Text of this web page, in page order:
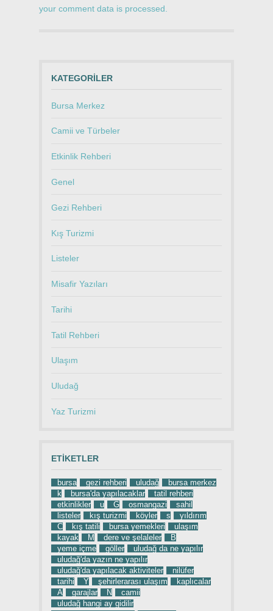
your comment data is processed.
KATEGORILER
Bursa Merkez
Camii ve Türbeler
Etkinlik Rehberi
Genel
Gezi Rehberi
Kış Turizmi
Listeler
Misafir Yazıları
Tarihi
Tatil Rehberi
Ulaşım
Uludağ
Yaz Turizmi
ETIKETLER
bursa gezi rehberi uludağ
bursa merkez
k
bursa'da yapılacaklar
tatil rehberi
etkinlikler
u G osmangazi
sahil
listeler
kış turizmi köyler s
yıldırım
C
kış tatili bursa yemekleri
ulaşım
kayak
M dere ve şelaleler
B
yeme içme
göller
uludağ da ne yapılır
uludağ'da yazın ne yapılır
uludağ'da yapılacak aktiviteler
nilüfer
tarihi
Y şehirlerarası ulaşım
kaplıcalar
A
garajlar N
camii
uludağ hangi ay gidilir